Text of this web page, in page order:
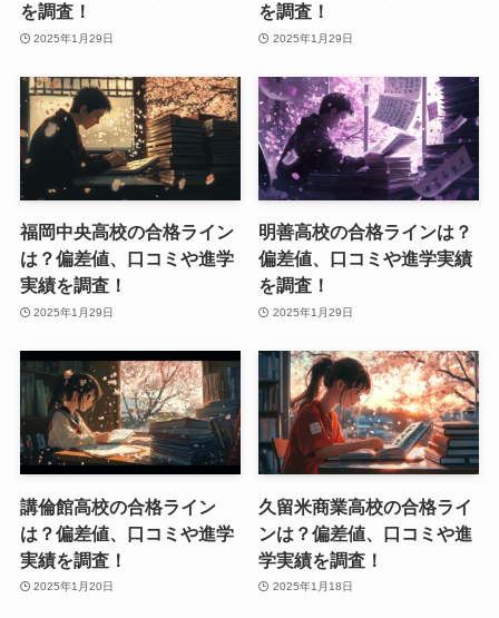
を調査！
2025年1月29日
を調査！
2025年1月29日
福岡中央高校の合格ライン
は？偏差値、口コミや進学
実績を調査！
2025年1月29日
明善高校の合格ラインは？
偏差値、口コミや進学実績
を調査！
2025年1月29日
講倫館高校の合格ライン
は？偏差値、口コミや進学
実績を調査！
2025年1月20日
久留米商業高校の合格ライ
ンは？偏差値、口コミや進
学実績を調査！
2025年1月18日